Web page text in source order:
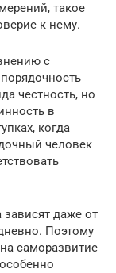
такое
к нему.
с
честность, но
в
когда
человек
даже от
Поэтому
саморазвитие